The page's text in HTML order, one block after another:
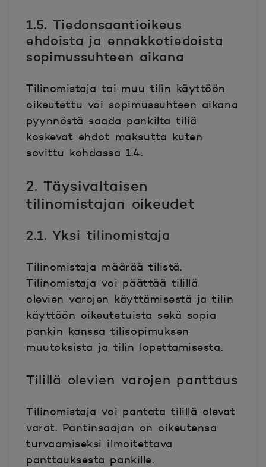
1.5. Tiedonsaantioikeus
ehdoista ja ennakkotiedoista
sopimussuhteen aikana
Tilinomistaja tai muu tilin käyttöön
oikeutettu voi sopimussuhteen aikana
pyynnöstä saada pankilta tiliä
koskevat ehdot maksutta kuten
sovittu kohdassa 1.4.
2. Täysivaltaisen
tilinomistajan oikeudet
2.1. Yksi tilinomistaja
Tilinomistaja määrää tilistä.
Tilinomistaja voi päättää tilillä
olevien varojen käyttämisestä ja tilin
käyttöön oikeutetuista sekä sopia
pankin kanssa tilisopimuksen
muutoksista ja tilin lopettamisesta.
Tilillä olevien varojen panttaus
Tilinomistaja voi pantata tilillä olevat
varat. Pantinsaajan on oikeutensa
turvaamiseksi ilmoitettava
panttauksesta pankille.